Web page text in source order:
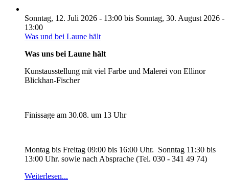
Sonntag, 12. Juli 2026 - 13:00 bis Sonntag, 30. August 2026 -
13:00
Was und bei Laune hält
Was uns bei Laune hält
Kunstausstellung mit viel Farbe und Malerei von Ellinor
Blickhan-Fischer
Finissage am 30.08. um 13 Uhr
Montag bis Freitag 09:00 bis 16:00 Uhr. Sonntag 11:30 bis
13:00 Uhr. sowie nach Absprache (Tel. 030 - 341 49 74)
Weiterlesen...